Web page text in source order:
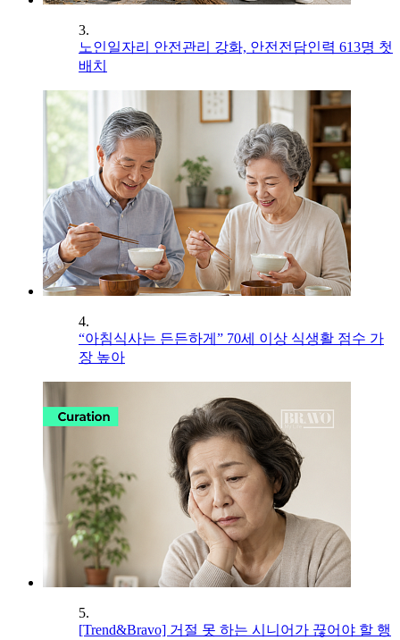
3.
노인일자리 안전관리 강화, 안전전담인력 613명 첫
배치
4.
“아침식사는 든든하게” 70세 이상 식생활 점수 가
장 높아
5.
[Trend&Bravo] 거절 못 하는 시니어가 끊어야 할 행